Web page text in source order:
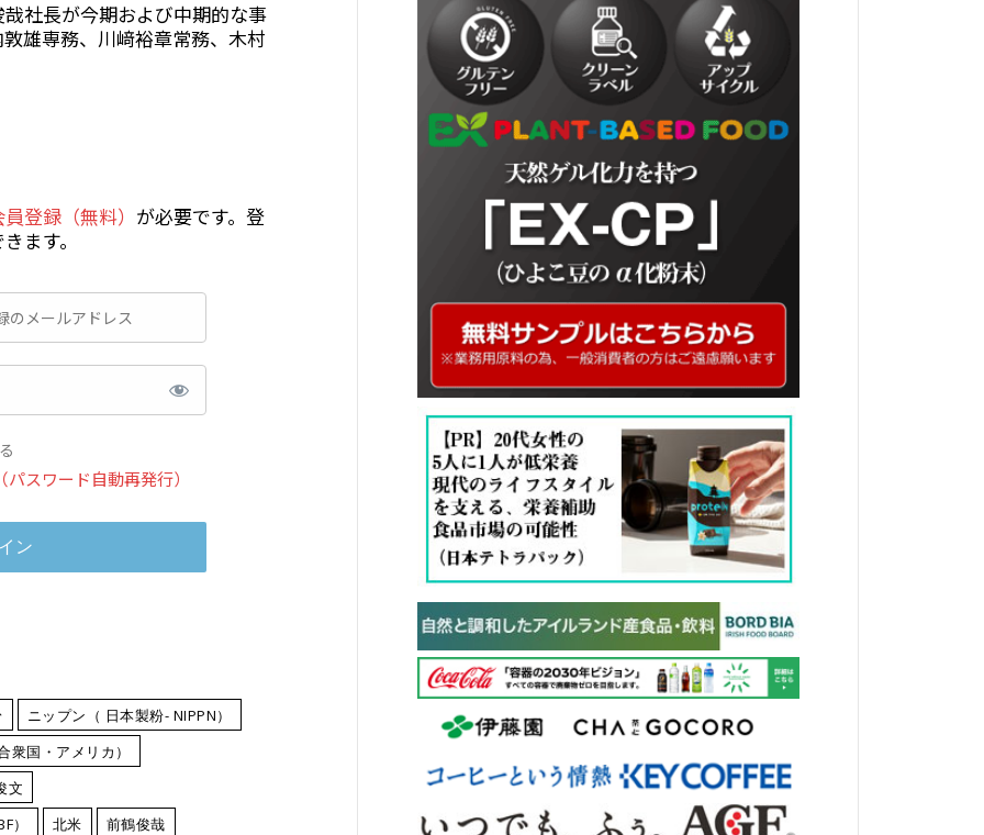
社長が今期および中期的な事
雄専務、川﨑裕章常務、木村
登録（無料） が必要です。登
ます。
スワード自動再発行）
ニップン（ 日本製粉- NIPPN）
衆国・アメリカ）
文
）
北米
前鶴俊哉